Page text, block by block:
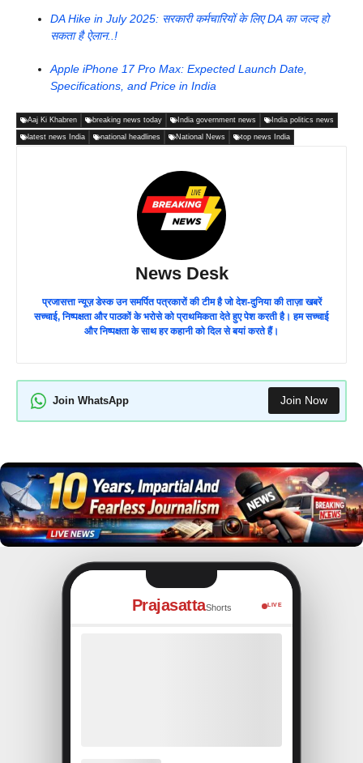
DA Hike in July 2025: सरकारी कर्मचारियों के लिए DA का जल्द हो
सकता है ऐलान..!
Apple iPhone 17 Pro Max: Expected Launch Date,
Specifications, and Price in India
Aaj Ki Khabren breaking news today India government news India politics news
latest news India national headlines National News top news India
News Desk
प्रजासत्ता न्यूज़ डेस्क उन समर्पित पत्रकारों की टीम है जो देश-दुनिया की ताज़ा खबरें
सच्चाई, निष्पक्षता और पाठकों के भरोसे को प्राथमिकता देते हुए पेश करती है। हम सच्चाई
और निष्पक्षता के साथ हर कहानी को दिल से बयां करते हैं।
Join WhatsApp Join Now
PrajasattaShorts LIVE